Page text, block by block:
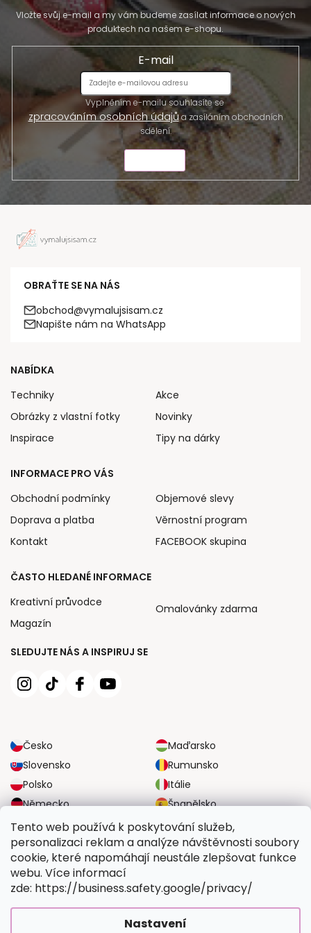
Tento web používá k poskytování služeb,
personalizaci reklam a analýze návštěvnosti soubory
cookie, které napomáhají neustále zlepšovat funkce
webu. Více informací
zde: https://business.safety.google/privacy/
Nastavení
Vložte svůj e-mail a my vám budeme zasílat informace o nových
produktech na našem e-shopu.
E-mail
Vyplněním e-mailu souhlasíte se
zpracováním osobních údajůa zasíláním obchodních
sdělení.
OBRAŤTE SE NA NÁS
obchod@vymalujsisam.cz
Napište nám na WhatsApp
SLEDUJTE NÁS A INSPIRUJ SE
Česko
Maďarsko
Slovensko
Rumunsko
Polsko
Itálie
Německo
Španělsko
Velká Británie
Rakousko
NABÍDKA
Techniky
Obrázky z vlastní fotky
Inspirace
Akce
Novinky
Tipy na dárky
INFORMACE PRO VÁS
Obchodní podmínky
Doprava a platba
Kontakt
Objemové slevy
Věrnostní program
FACEBOOK skupina
ČASTO HLEDANÉ INFORMACE
Kreativní průvodce
Magazín
Omalovánky zdarma
SPOLEHLIVÉ MOŽNOSTI DOPRAVY
BEZPEČNÉ MOŽNOSTI PLATBY